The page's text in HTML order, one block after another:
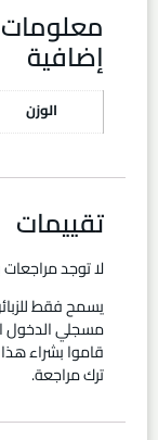
معلومات
إضافية
الوزن
تقييمات
لا توجد
يسمح فقط
مسجلي الدخول
قاموا بشراء
ترك مراجعة.